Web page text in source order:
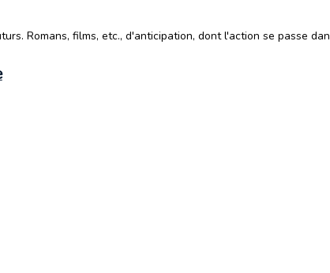
Romans, films, etc., d'anticipation, dont l'action se passe